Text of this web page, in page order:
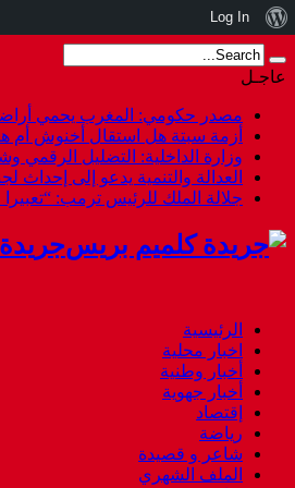
عاجـل
مصدر حكومي: المغرب يحمي
أزمة سبتة هل استقال أخنوش أم
وزارة الداخلية: التضليل الرقمي
العدالة والتنمية يدعو إلى
جلالة الملك للرئيس ترمب:
الرئيسية
اخبار محلية
أخبار وطنية
أخبار جهوية
إقتصاد
رياضة
شاعر و قصيدة
الملف الشهري
نبذة
عن
ووردبريس
Log In